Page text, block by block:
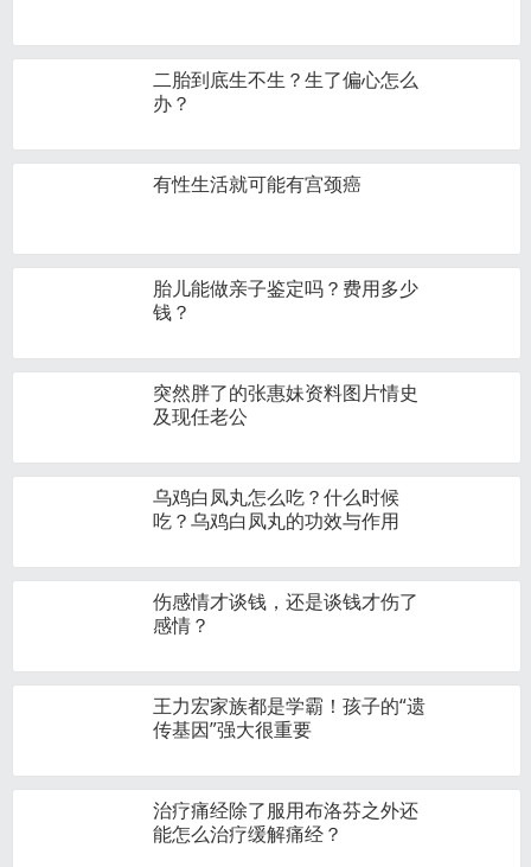
二胎到底生不生？生了偏心怎么
办？
有性生活就可能有宫颈癌
胎儿能做亲子鉴定吗？费用多少
钱？
突然胖了的张惠妹资料图片情史
及现任老公
乌鸡白凤丸怎么吃？什么时候
吃？乌鸡白凤丸的功效与作用
伤感情才谈钱，还是谈钱才伤了
感情？
王力宏家族都是学霸！孩子的“遗
传基因”强大很重要
治疗痛经除了服用布洛芬之外还
能怎么治疗缓解痛经？